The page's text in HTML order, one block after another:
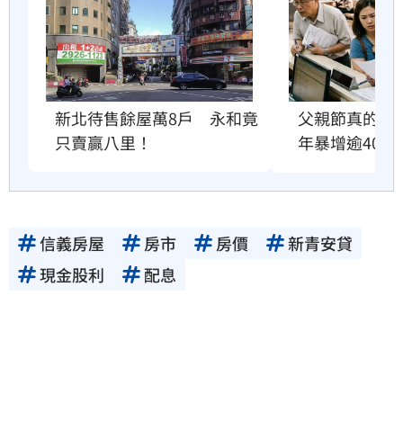
新北待售餘屋萬8戶　永和竟
只賣贏八里！
父親節真的快
年暴增逾400
信義房屋 房市 房價
新青安貸
現金股利
配息